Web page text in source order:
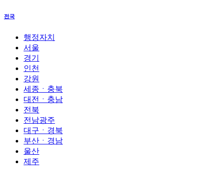
전국
행정자치
서울
경기
인천
강원
세종ㆍ충북
대전ㆍ충남
전북
전남광주
대구ㆍ경북
부산ㆍ경남
울산
제주